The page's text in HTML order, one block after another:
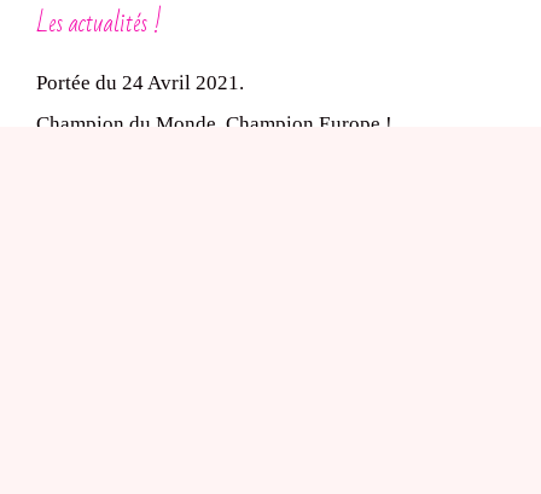
Les actualités !
Portée du 24 Avril 2021.
Champion du Monde, Champion Europe !